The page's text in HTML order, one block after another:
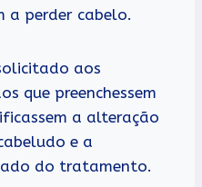
a perder cabelo.
aos
que preenchessem
a alteração
e a
do tratamento.